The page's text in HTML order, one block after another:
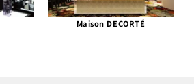
Maison DECORTÉ